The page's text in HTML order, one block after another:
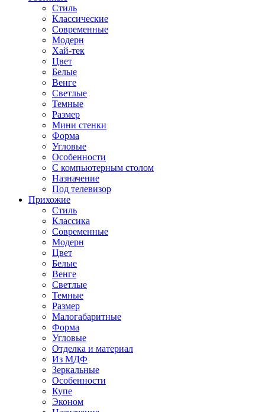
Стиль
Классические
Современные
Модерн
Хай-тек
Цвет
Белые
Венге
Светлые
Темные
Размер
Мини стенки
Форма
Угловые
Особенности
С компьютерным столом
Назначение
Под телевизор
Прихожие
Стиль
Классика
Современные
Модерн
Цвет
Белые
Венге
Светлые
Темные
Размер
Малогабаритные
Форма
Угловые
Отделка и материал
Из МДФ
Зеркальные
Особенности
Купе
Эконом